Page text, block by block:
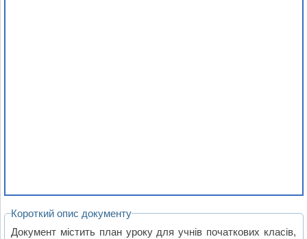
Короткий опис документу
Документ містить план уроку для учнів початкових класів,